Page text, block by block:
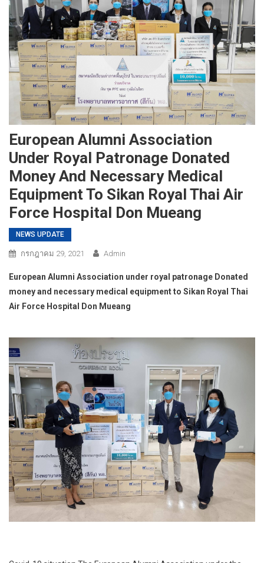
European Alumni Association
Under Royal Patronage Donated
Money And Necessary Medical
Equipment To Sikan Royal Thai Air
Force Hospital Don Mueang
NEWS UPDATE
กรกฎาคม 29, 2021 Admin
European Alumni Association under royal patronage Donated
money and necessary medical equipment to Sikan Royal Thai
Air Force Hospital Don Mueang